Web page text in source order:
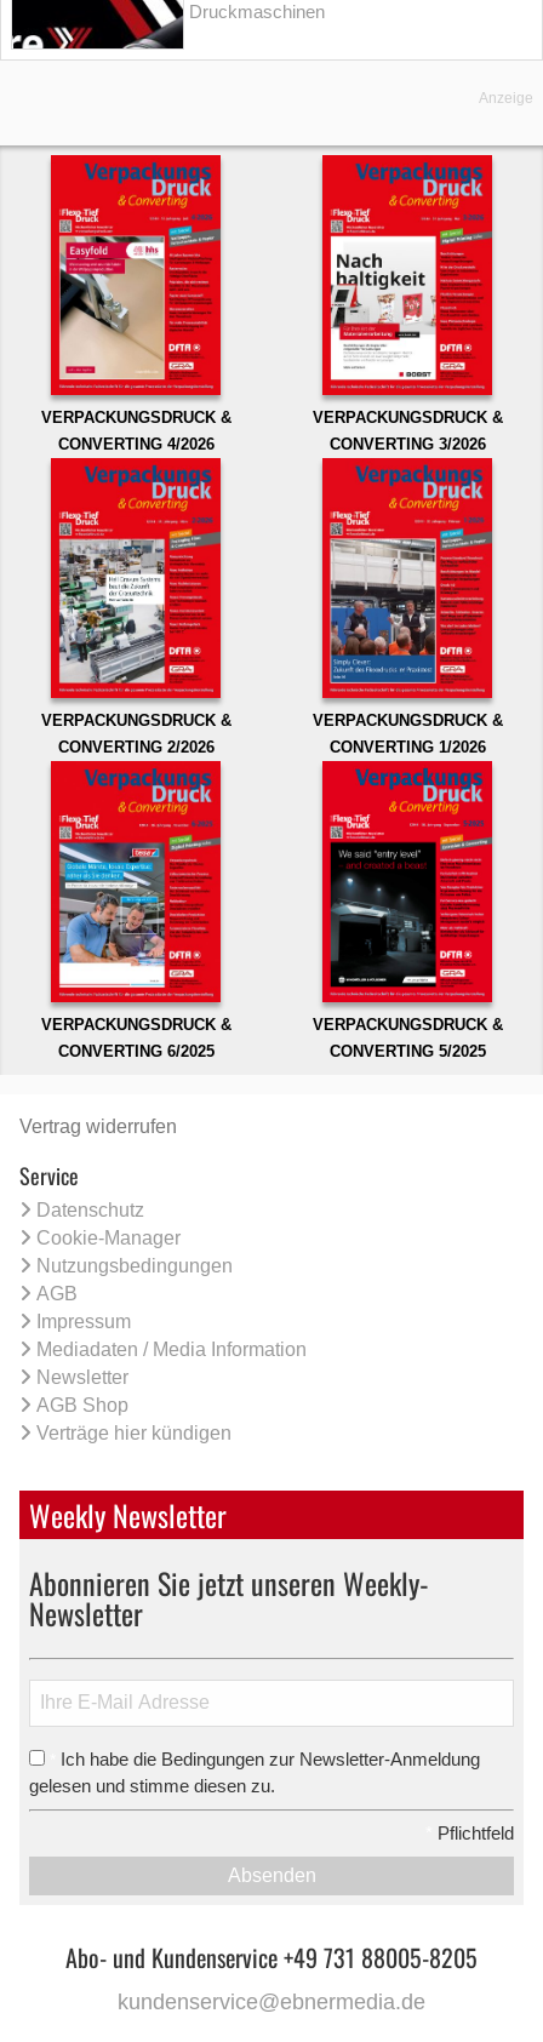
Druckmaschinen
Anzeige
VERPACKUNGSDRUCK &
CONVERTING 4/2026
VERPACKUNGSDRUCK &
CONVERTING 3/2026
VERPACKUNGSDRUCK &
CONVERTING 2/2026
VERPACKUNGSDRUCK &
CONVERTING 1/2026
VERPACKUNGSDRUCK &
CONVERTING 6/2025
VERPACKUNGSDRUCK &
CONVERTING 5/2025
Vertrag widerrufen
Service
Datenschutz
Cookie-Manager
Nutzungsbedingungen
AGB
Impressum
Mediadaten / Media Information
Newsletter
AGB Shop
Verträge hier kündigen
Weekly Newsletter
Abonnieren Sie jetzt unseren Weekly-
Newsletter
Ich habe die Bedingungen zur Newsletter-Anmeldung
gelesen und stimme diesen zu.
Pflichtfeld
Absenden
Abo- und Kundenservice +49 731 88005-8205
kundenservice@ebnermedia.de